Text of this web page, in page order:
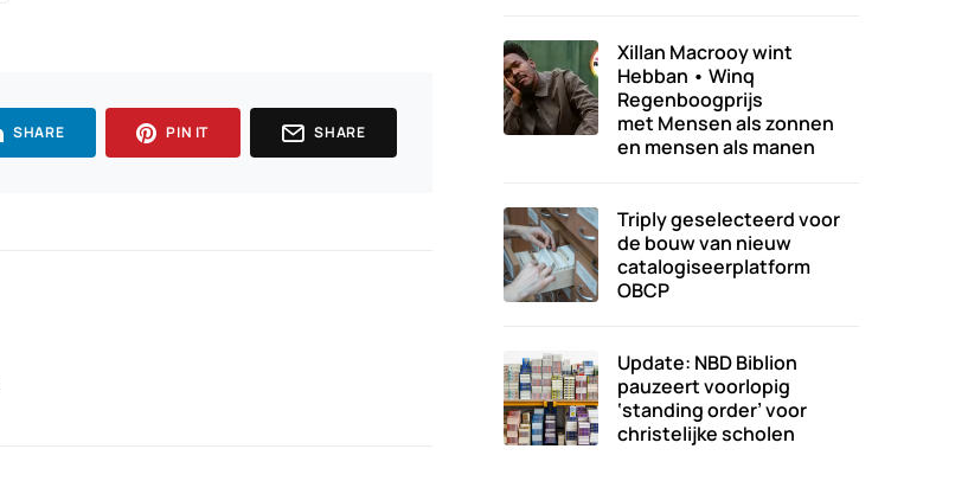
SHARE PIN IT SHARE
Xillan Macrooy wint
Hebban • Winq
Regenboogprijs
met Mensen als zonnen
en mensen als manen
Triply geselecteerd voor
de bouw van nieuw
catalogiseerplatform
OBCP
Update: NBD Biblion
pauzeert voorlopig
‘standing order’ voor
christelijke scholen